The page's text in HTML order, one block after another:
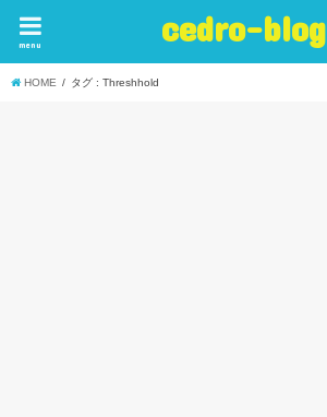
cedro-blog
menu
HOME タグ : Threshhold